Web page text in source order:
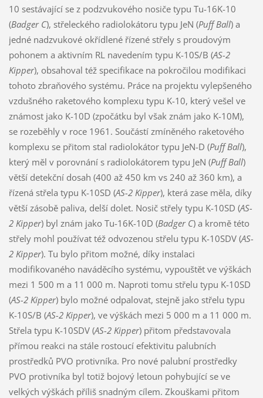
10 sestávající se z podzvukového nosiče typu Tu-16K-10
(Badger C), střeleckého radiolokátoru typu JeN (Puff Ball) a
jedné nadzvukové okřídlené řízené střely s proudovým
pohonem a aktivním RL navedením typu K-10S/B (AS-2
Kipper), obsahoval též specifikace na pokročilou modifikaci
tohoto zbraňového systému. Práce na projektu vylepšeného
vzdušného raketového komplexu typu K-10, který vešel ve
známost jako K-10D (zpočátku byl však znám jako K-10M),
se rozeběhly v roce 1961. Součástí zmíněného raketového
komplexu se přitom stal radiolokátor typu JeN-D (Puff Ball),
který měl v porovnání s radiolokátorem typu JeN (Puff Ball)
větší detekční dosah (400 až 450 km vs 240 až 360 km), a
řízená střela typu K-10SD (AS-2 Kipper), která zase měla, díky
větší zásobě paliva, delší dolet. Nosič střely typu K-10SD (AS-
2 Kipper) byl znám jako Tu-16K-10D (Badger C) a kromě této
střely mohl používat též odvozenou střelu typu K-10SDV (AS-
2 Kipper). Tu bylo přitom možné, díky instalaci
modifikovaného naváděcího systému, vypouštět ve výškách
mezi 1 500 m a 11 000 m. Naproti tomu střelu typu K-10SD
(AS-2 Kipper) bylo možné odpalovat, stejně jako střelu typu
K-10S/B (AS-2 Kipper), ve výškách mezi 5 000 m a 11 000 m.
Střela typu K-10SDV (AS-2 Kipper) přitom představovala
přímou reakci na stále rostoucí efektivitu palubních
prostředků PVO protivníka. Pro nové palubní prostředky
PVO protivníka byl totiž bojový letoun pohybující se ve
velkých výškách příliš snadným cílem. Zkouškami přitom